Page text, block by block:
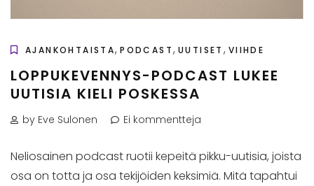
AJANKOHTAISTA,PODCAST,UUTISET , VIIHDE
LOPPUKEVENNYS-PODCAST LUKEE
UUTISIA KIELI POSKESSA
by Eve Sulonen Ei kommentteja
Neliosainen podcast ruotii kepeitä pikku-uutisia, joista
osa on totta ja osa tekijöiden keksimiä. Mitä tapahtui